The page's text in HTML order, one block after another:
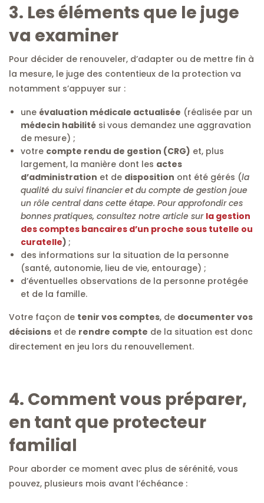
3. Les éléments que le juge
va examiner
Pour décider de renouveler, d’adapter ou de mettre fin à
la mesure, le juge des contentieux de la protection va
notamment s’appuyer sur :
une évaluation médicale actualisée (réalisée par un
médecin habilité si vous demandez une aggravation
de mesure) ;
votre compte rendu de gestion (CRG) et, plus
largement, la manière dont les actes
d’administration et de disposition ont été gérés (la
qualité du suivi financier et du compte de gestion joue
un rôle central dans cette étape. Pour approfondir ces
bonnes pratiques, consultez notre article sur la gestion
des comptes bancaires d’un proche sous tutelle ou
curatelle) ;
des informations sur la situation de la personne
(santé, autonomie, lieu de vie, entourage) ;
d’éventuelles observations de la personne protégée
et de la famille.
Votre façon de tenir vos comptes, de documenter vos
décisions et de rendre compte de la situation est donc
directement en jeu lors du renouvellement.
4. Comment vous préparer,
en tant que protecteur
familial
Pour aborder ce moment avec plus de sérénité, vous
pouvez, plusieurs mois avant l’échéance :